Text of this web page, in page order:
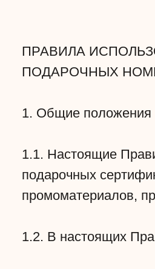
ПРАВИЛА
ПОДАРОЧНЫХ
1. Общие положения
1.1. Настоящие
подарочных
промоматериалов,
1.2. В настоящих